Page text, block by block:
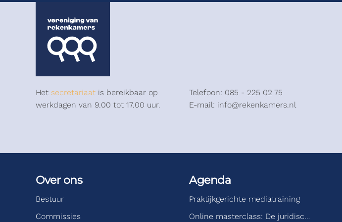
Het secretariaat is bereikbaar op
werkdagen van 9.00 tot 17.00 uur.
Telefoon: 085 - 225 02 75
E-mail: info@rekenkamers.nl
Over ons
Bestuur
Commissies
Agenda
Praktijkgerichte mediatraining
Online masterclass: De juridisc…